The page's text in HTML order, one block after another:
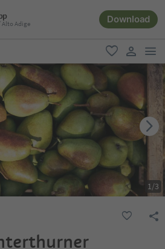
Adige Download
favoriti
user link
1/3